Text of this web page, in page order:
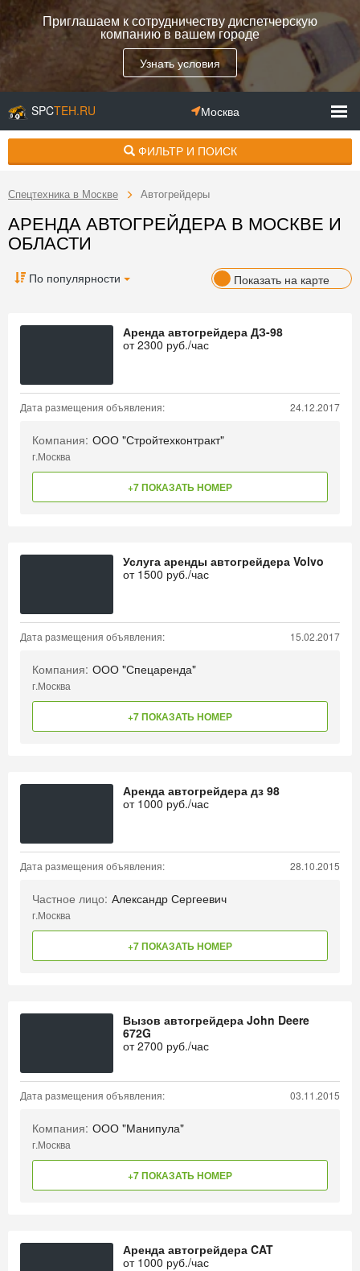
Приглашаем к сотрудничеству диспетчерскую
компанию в вашем городе
Узнать условия
SPCTEH.RU Москва
ФИЛЬТР И ПОИСК
Спецтехника в Москве Автогрейдеры
АРЕНДА АВТОГРЕЙДЕРА В МОСКВЕ И
ОБЛАСТИ
По популярности Показать на карте
Аренда автогрейдера ДЗ-98
от2300 руб./час
Дата размещения объявления: 24.12.2017
Компания: ООО "Стройтехконтракт"
г.Москва
+7 ПОКАЗАТЬ НОМЕР
Услуга аренды автогрейдера Volvo
от 1500 руб./час
Дата размещения объявления: 15.02.2017
Компания: ООО "Спецаренда"
г.Москва
+7 ПОКАЗАТЬ НОМЕР
Аренда автогрейдера дз 98
от 1000 руб./час
Дата размещения объявления: 28.10.2015
Частное лицо: Александр Сергеевич
г.Москва
+7 ПОКАЗАТЬ НОМЕР
Вызов автогрейдера John Deere
672G
от2700 руб./час
Дата размещения объявления: 03.11.2015
Компания: ООО "Манипула"
г.Москва
+7 ПОКАЗАТЬ НОМЕР
Аренда автогрейдера CAT
от 1000 руб./час